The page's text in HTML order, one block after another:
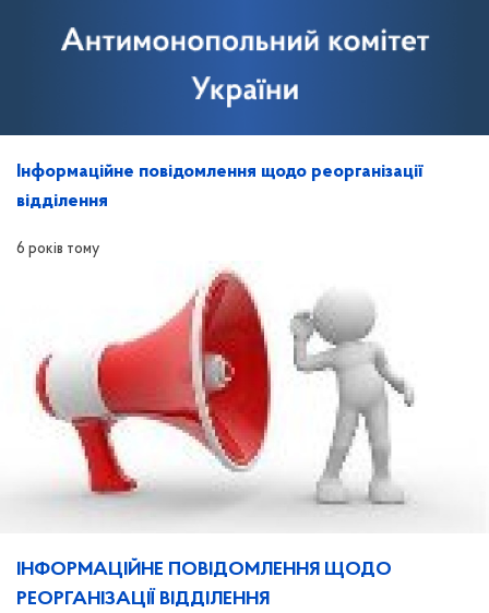
Інформаційне повідомлення щодо реорганізації
відділення
6 років тому
ІНФОРМАЦІЙНЕ ПОВІДОМЛЕННЯ ЩОДО
РЕОРГАНІЗАЦІЇ ВІДДІЛЕННЯ